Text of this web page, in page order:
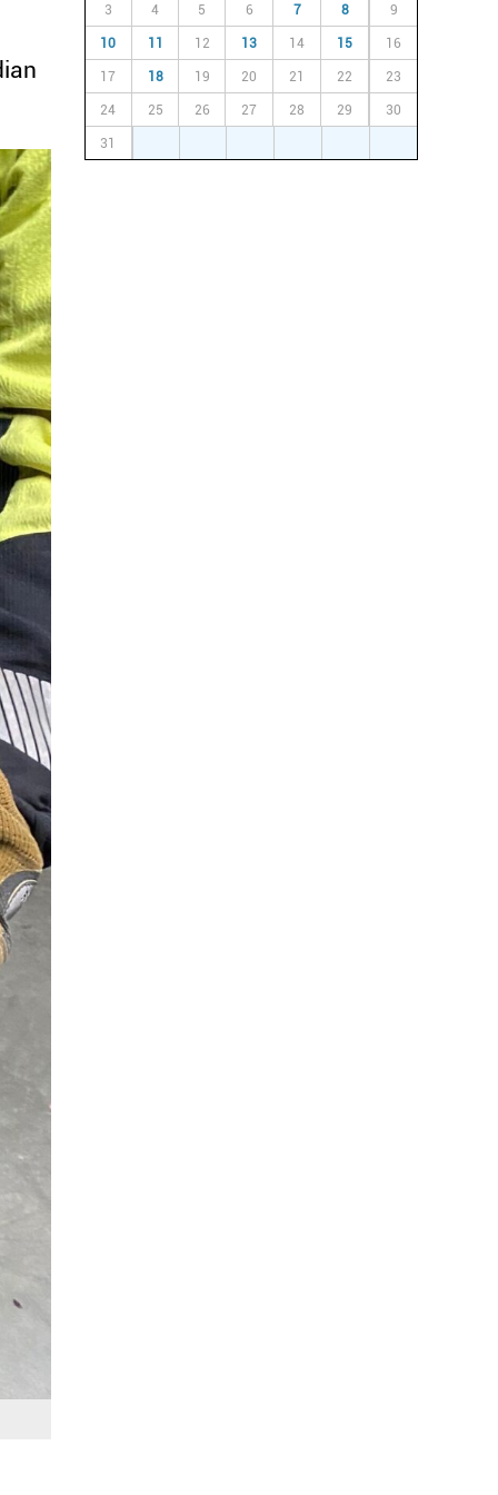
3 4 5 6 7 8 9
10 11 12 13 14 15 16
17 18 19 20 21 22 23
24 25 26 27 28 29 30
31